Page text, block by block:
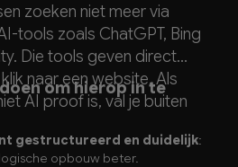
zoeken niet meer via
tools zoals ChatGPT, Bing
Die tools geven direct
naar een website. Als
AI proof is, val je buiten
om hierop in te
gestructureerd en duidelijk:
opbouw beter.